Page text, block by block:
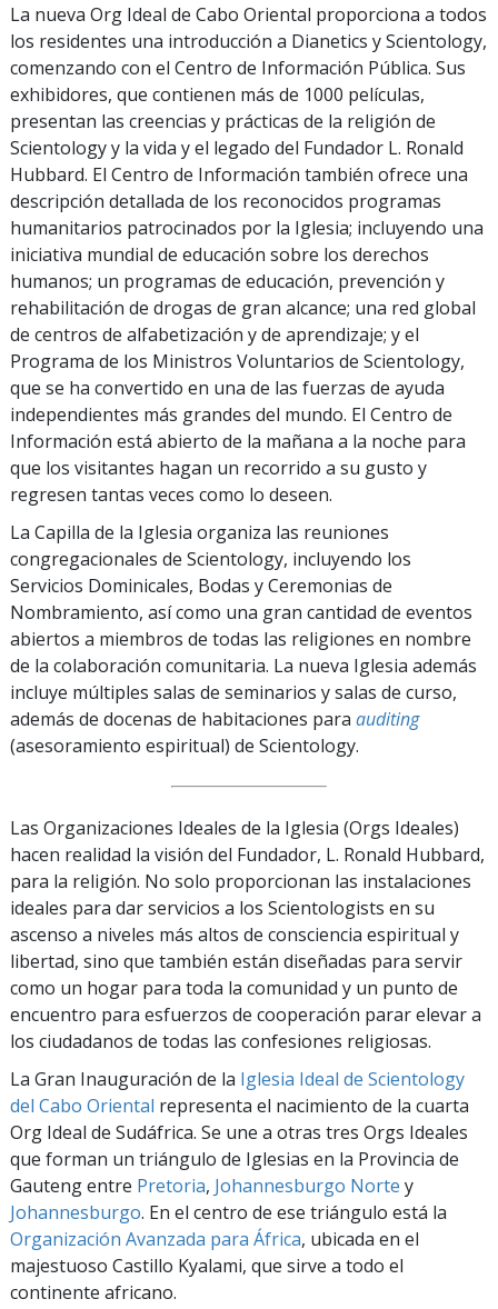
La nueva Org Ideal de Cabo Oriental proporciona a todos
los residentes una introducción a Dianetics y Scientology,
comenzando con el Centro de Información Pública. Sus
exhibidores, que contienen más de 1000 películas,
presentan las creencias y prácticas de la religión de
Scientology y la vida y el legado del Fundador L. Ronald
Hubbard. El Centro de Información también ofrece una
descripción detallada de los reconocidos programas
humanitarios patrocinados por la Iglesia; incluyendo una
iniciativa mundial de educación sobre los derechos
humanos; un programas de educación, prevención y
rehabilitación de drogas de gran alcance; una red global
de centros de alfabetización y de aprendizaje; y el
Programa de los Ministros Voluntarios de Scientology,
que se ha convertido en una de las fuerzas de ayuda
independientes más grandes del mundo. El Centro de
Información está abierto de la mañana a la noche para
que los visitantes hagan un recorrido a su gusto y
regresen tantas veces como lo deseen.
La Capilla de la Iglesia organiza las reuniones
congregacionales de Scientology, incluyendo los
Servicios Dominicales, Bodas y Ceremonias de
Nombramiento, así como una gran cantidad de eventos
abiertos a miembros de todas las religiones en nombre
de la colaboración comunitaria. La nueva Iglesia además
incluye múltiples salas de seminarios y salas de curso,
además de docenas de habitaciones para auditing
(asesoramiento espiritual) de Scientology.
Las Organizaciones Ideales de la Iglesia (Orgs Ideales)
hacen realidad la visión del Fundador, L. Ronald Hubbard,
para la religión. No solo proporcionan las instalaciones
ideales para dar servicios a los Scientologists en su
ascenso a niveles más altos de consciencia espiritual y
libertad, sino que también están diseñadas para servir
como un hogar para toda la comunidad y un punto de
encuentro para esfuerzos de cooperación parar elevar a
los ciudadanos de todas las confesiones religiosas.
La Gran Inauguración de la Iglesia Ideal de Scientology
del Cabo Oriental representa el nacimiento de la cuarta
Org Ideal de Sudáfrica. Se une a otras tres Orgs Ideales
que forman un triángulo de Iglesias en la Provincia de
Gauteng entre Pretoria, Johannesburgo Norte y
Johannesburgo. En el centro de ese triángulo está la
Organización Avanzada para África, ubicada en el
majestuoso Castillo Kyalami, que sirve a todo el
continente africano.